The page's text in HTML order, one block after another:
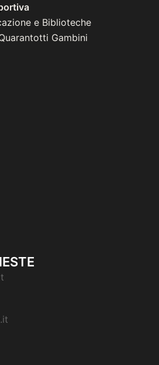
e Biblioteche
Gambini